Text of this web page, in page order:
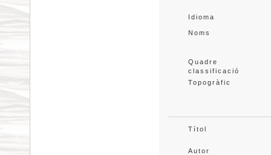
Idioma
Noms
Quadre
classificació
Topogràfic
Títol
Autor